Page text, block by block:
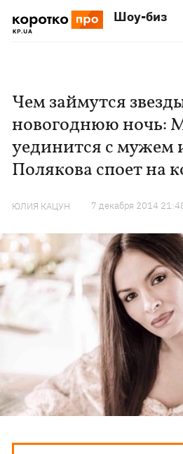
Шоу-биз
Чем займутся
новогоднюю ночь:
уединится с мужем
Полякова споет на
ЮЛИЯ КАЦУН 7 декабря 2014